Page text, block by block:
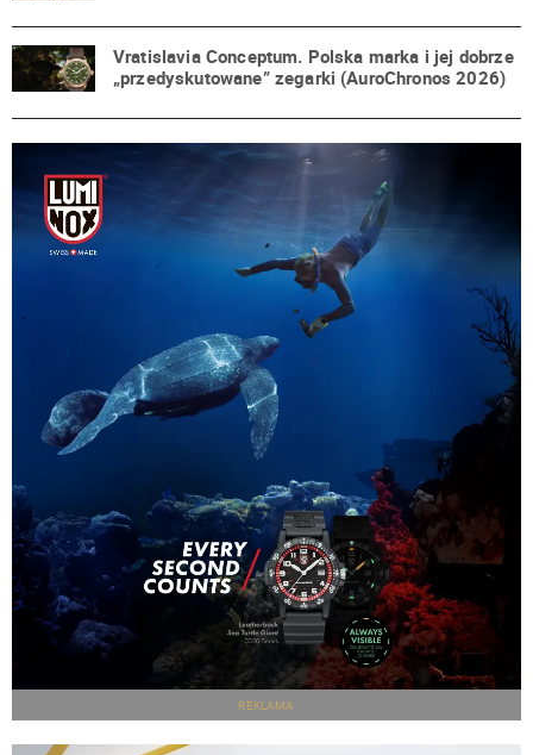
Vratislavia Conceptum. Polska marka i jej dobrze
„przedyskutowane” zegarki (AuroChronos 2026)
REKLAMA